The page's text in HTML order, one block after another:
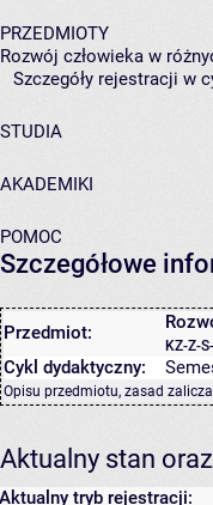
PRZEDMIOTY
Rozwój człowieka w
Szczegóły rejestracji w
STUDIA
AKADEMIKI
POMOC
Szczegółowe
Przedmiot:
KZ-Z-
Cykl dydaktyczny:
Opisu przedmiotu, zasad
Aktualny stan
Aktualny tryb rejestracji: